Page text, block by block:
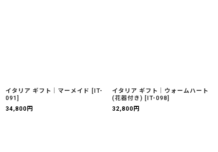
イタリア ギフト｜マーメイド [ IT-
091 ]
34,800 円
イタリア ギフト｜ウォームハート
(花器付き) [ IT-098]
32,800 円